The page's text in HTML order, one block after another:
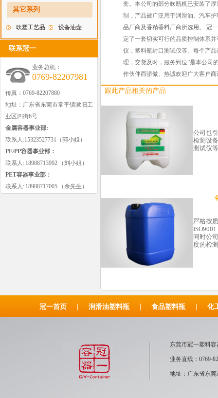
其它系列
吹塑工艺品 设备油壶
联系冠一
业务总机：
0769-82207981
传真：0769-82207880
地址：广东省东莞市常平镇漱旧工
业区四街6号
金属容器事业部:
联系人:15323527731（郭小姐）
PE/PP容器事业部：
联系人: 18988713992 （刘小姐）
PET容器事业部：
联系人: 18988717005 （余先生）
套。本公司的部分吹瓶机已安装了
制，产品被广泛用于润滑油、汽车
品厂商及香精香料厂商所选用。 冠
定了一套切实可行的品质控制体系
仪，塑料瓶封口测试仪等。每个产
理，交货及时，服务到位”是本公司
作伙伴而骄傲。热诚欢迎广大客户
跟此产品相关的产品
公司也
检测设
测试仪
严格按
同时公
度的检
冠一首页 | 润滑油塑料瓶 | 食品塑料瓶 | 化
东莞市冠一塑
业务直线：0769-
地址：广东省